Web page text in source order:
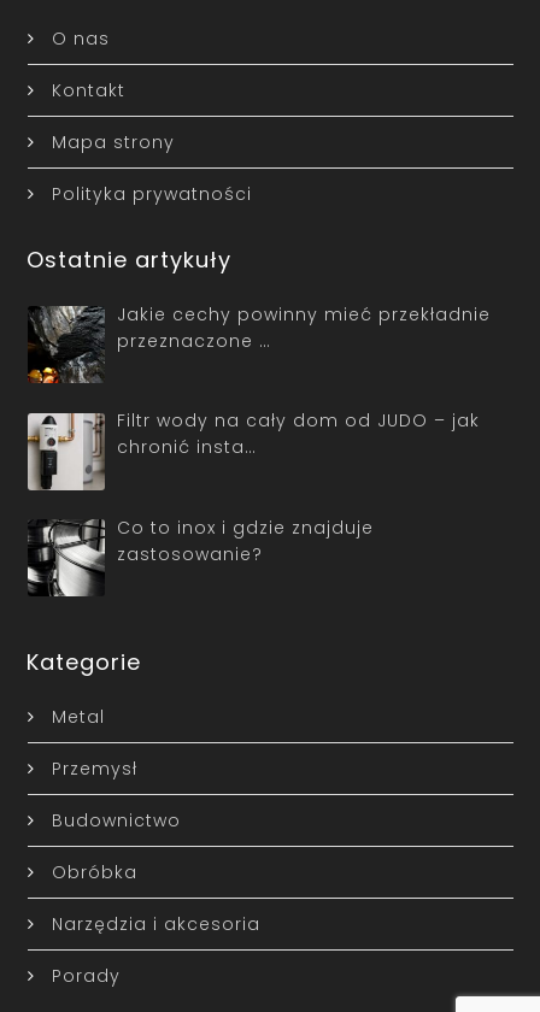
O nas
Kontakt
Mapa strony
Polityka prywatności
Ostatnie artykuły
Jakie cechy powinny mieć przekładnie
przeznaczone …
Filtr wody na cały dom od JUDO – jak
chronić insta…
Co to inox i gdzie znajduje
zastosowanie?
Kategorie
Metal
Przemysł
Budownictwo
Obróbka
Narzędzia i akcesoria
Porady